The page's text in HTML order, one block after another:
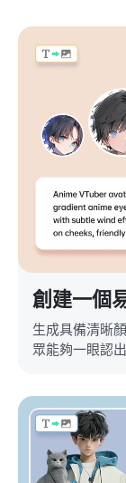
創建一個
生成具備清晰
眾能夠一眼認